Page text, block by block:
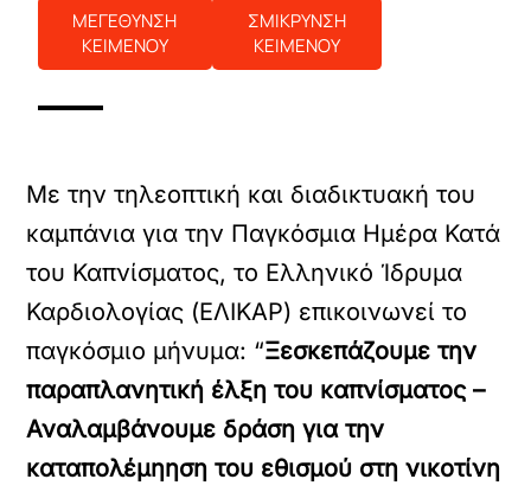
ΜΕΓΕΘΥΝΣΗ
ΚΕΙΜΕΝΟΥ
ΣΜΙΚΡΥΝΣΗ
ΚΕΙΜΕΝΟΥ
Με την τηλεοπτική και διαδικτυακή του
καμπάνια για την Παγκόσμια Ημέρα Κατά
του Καπνίσματος, το Ελληνικό Ίδρυμα
Καρδιολογίας (ΕΛΙΚΑΡ) επικοινωνεί το
παγκόσμιο μήνυμα: “Ξεσκεπάζουμε την
παραπλανητική έλξη του καπνίσματος –
Αναλαμβάνουμε δράση για την
καταπολέμηηση του εθισμού στη νικοτίνη